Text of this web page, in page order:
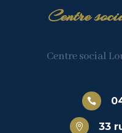
Centre
Centre social


33